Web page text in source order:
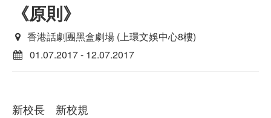
《原則》
香港話劇團黑盒劇場 (上環文娛中心8樓)
01.07.2017 - 12.07.2017
新校長 新校規